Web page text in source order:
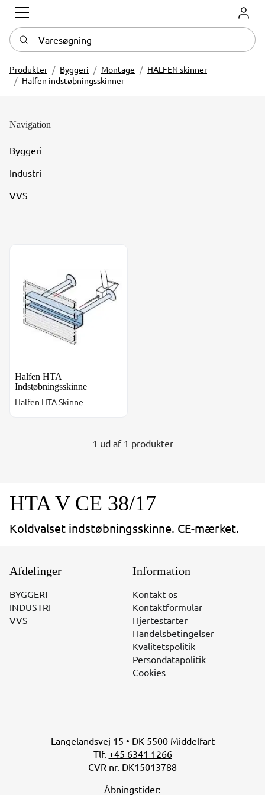
Log
Varesøgning
Produkter Byggeri Montage
HALFEN skinner
Halfen indstøbningsskinner
Navigation
Byggeri
Industri
VVS
Halfen HTA
Indstøbningsskinne
Halfen HTA Skinne
1 ud af 1 produkter
HTA V CE 38/17
Koldvalset indstøbningsskinne. CE-mærket.
Afdelinger
BYGGERI
INDUSTRI
VVS
Information
Kontakt os
Kontaktformular
Hjertestarter
Handelsbetingelser
Kvalitetspolitik
Persondatapolitik
Cookies
Langelandsvej 15 • DK 5500 Middelfart
Tlf. +45 6341 1266
CVR nr. DK15013788
Åbningstider: